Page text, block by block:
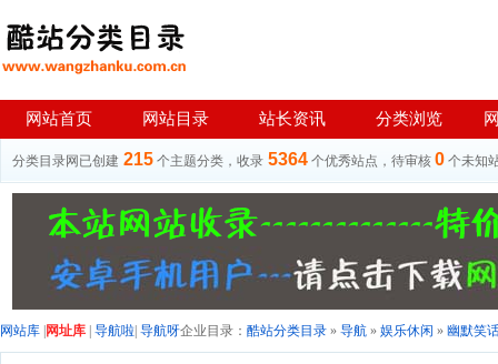
网站首页 网站目录 站长资讯 分类浏览
分类目录网已创建 215 个主题分类，收录 5364 个优秀站点，待审核 0 个未知
网站库 网址库 导航啦 导航呀企业目录： 酷站分类目录 » 导航 » 娱乐休闲 » 幽默笑